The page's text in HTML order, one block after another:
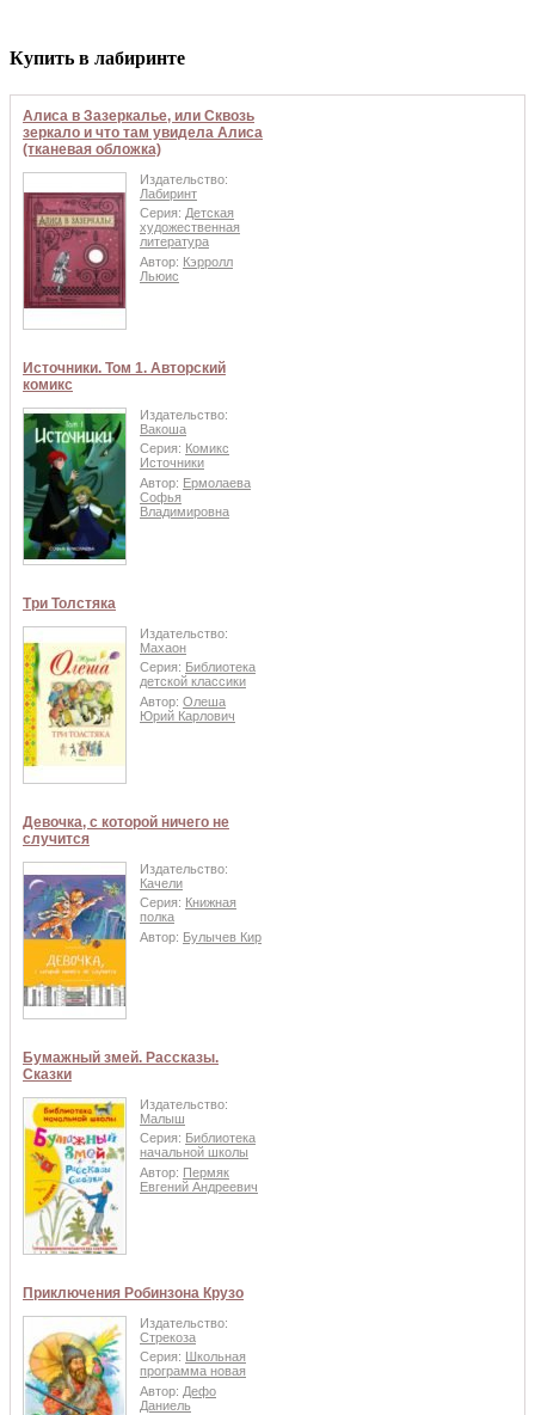
Купить в лабиринте
Алиса в Зазеркалье, или Сквозь
зеркало и что там увидела Алиса
(тканевая обложка)
Издательство:
Лабиринт
Серия: Детская
художественная
литература
Автор: Кэрролл
Льюис
Источники. Том 1. Авторский
комикс
Издательство:
Вакоша
Серия: Комикс
Источники
Автор: Ермолаева
Софья
Владимировна
Три Толстяка
Издательство:
Махаон
Серия: Библиотека
детской классики
Автор: Олеша
Юрий Карлович
Девочка, с которой ничего не
случится
Издательство:
Качели
Серия: Книжная
полка
Автор: Булычев Кир
Бумажный змей. Рассказы.
Сказки
Издательство:
Малыш
Серия: Библиотека
начальной школы
Автор: Пермяк
Евгений Андреевич
Приключения Робинзона Крузо
Издательство:
Стрекоза
Серия:
Школьная
программа новая
Автор: Дефо
Даниель